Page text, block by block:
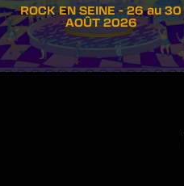
ROCK EN SEINE - 26 au 30
AOÛT 2026